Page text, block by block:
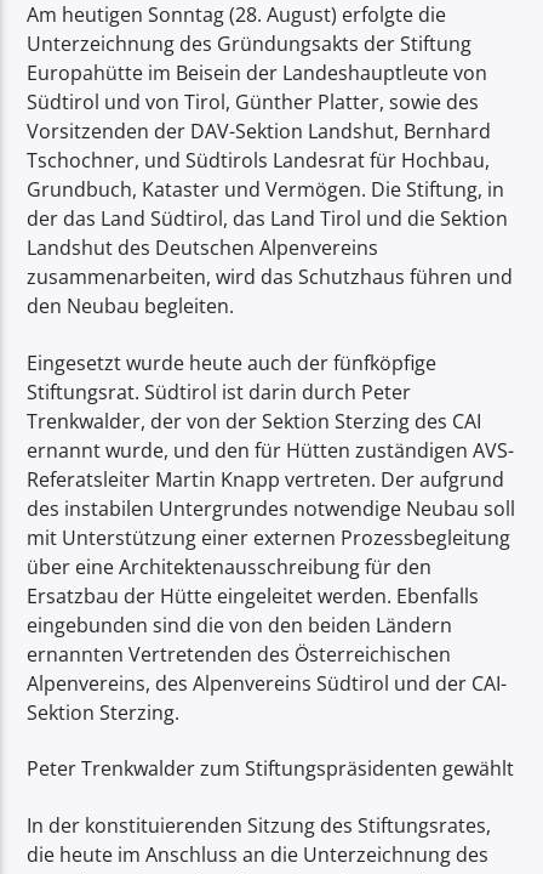
Am heutigen Sonntag (28. August) erfolgte die
Unterzeichnung des Gründungsakts der Stiftung
Europahütte im Beisein der Landeshauptleute von
Südtirol und von Tirol, Günther Platter, sowie des
Vorsitzenden der DAV-Sektion Landshut, Bernhard
Tschochner, und Südtirols Landesrat für Hochbau,
Grundbuch, Kataster und Vermögen. Die Stiftung, in
der das Land Südtirol, das Land Tirol und die Sektion
Landshut des Deutschen Alpenvereins
zusammenarbeiten, wird das Schutzhaus führen und
den Neubau begleiten.
Eingesetzt wurde heute auch der fünfköpfige
Stiftungsrat. Südtirol ist darin durch Peter
Trenkwalder, der von der Sektion Sterzing des CAI
ernannt wurde, und den für Hütten zuständigen AVS-
Referatsleiter Martin Knapp vertreten. Der aufgrund
des instabilen Untergrundes notwendige Neubau soll
mit Unterstützung einer externen Prozessbegleitung
über eine Architektenausschreibung für den
Ersatzbau der Hütte eingeleitet werden. Ebenfalls
eingebunden sind die von den beiden Ländern
ernannten Vertretenden des Österreichischen
Alpenvereins, des Alpenvereins Südtirol und der CAI-
Sektion Sterzing.
Peter Trenkwalder zum Stiftungspräsidenten gewählt
In der konstituierenden Sitzung des Stiftungsrates,
die heute im Anschluss an die Unterzeichnung des